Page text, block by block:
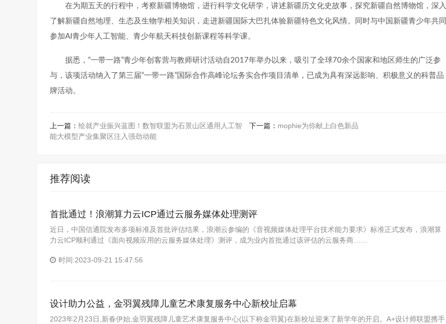
在为期五天的行程中，考察新疆博物馆，进行科学文化研学，讲述新疆历文化史故事，探究新疆自然博物馆，深入
了解新疆自然地理、生态及生物学相关知识，走进新疆国际大巴扎体验新疆特色文化风情。同时与中国新疆青少年共同
参加AI青少年人工智能、青少年航天科技创新课程等科学课。
据悉，“一带一路”青少年创客营与教师研讨活动自2017年举办以来，吸引了全球70余个国家和地区师生的广泛参
与，该项活动纳入了第三届“一带一路”国际合作高峰论坛务实合作项目清单，已成为具有深远影响、积极意义的科普品
牌活动。
上一篇： 绘就产业振兴蓝图！数智联盟为石景山区通用人工智
能大模型产业集聚区注入强劲动能
下一篇： mophie为你献上白色新品
推荐阅读
首批通过！浪潮算力云ICP通过云服务媒体处理测评
近日，中国信通院发布多项标准及首批评估结果，浪潮云参编的《音视频媒体处理平台技术能力要求》标准正式发布，浪潮算
力云ICP顺利通过《面向视频应用的云服务媒体处理》测评，成为业内首批通过该评估的云服务商……
时间:2023-09-21 15:47:56
设计助力公益，金羽翼残障儿童艺术康复服务中心新校址启幕
2023年2月23日,新春伊始,金羽翼残障儿童艺术康复服务中心(以下称金羽翼)在新校址迎来了新学年的开启。A+设计师联盟携手